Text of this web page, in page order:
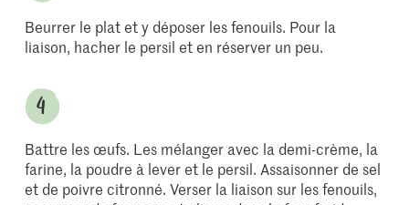
Beurrer le plat et y déposer les fenouils. Pour la
liaison, hacher le persil et en réserver un peu.
Battre les œufs. Les mélanger avec la demi-crème, la
farine, la poudre à lever et le persil. Assaisonner de sel
et de poivre citronné. Verser la liaison sur les fenouils,